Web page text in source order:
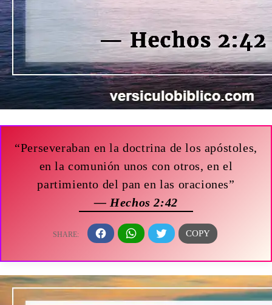
“Perseveraban en la doctrina de los apóstoles,
en la comunión unos con otros, en el
partimiento del pan en las oraciones”
— Hechos 2:42